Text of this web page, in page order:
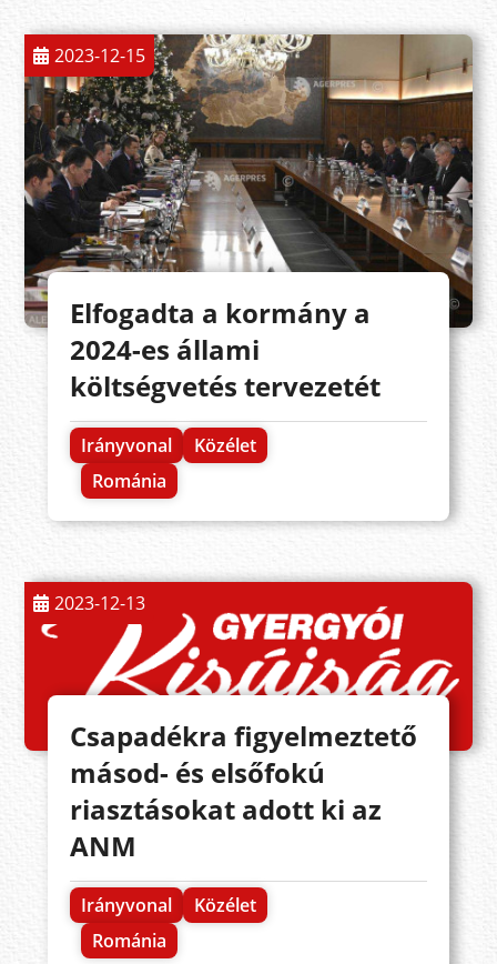
2023-12-15
Elfogadta a kormány a
2024-es állami
költségvetés tervezetét
Irányvonal
Közélet
Románia
2023-12-13
Csapadékra figyelmeztető
másod- és elsőfokú
riasztásokat adott ki az
ANM
Irányvonal
Közélet
Románia